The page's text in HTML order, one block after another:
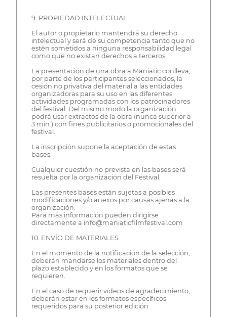
9. PROPIEDAD INTELECTUAL
El autor o propietario mantendrá su derecho
intelectual y será de su competencia tanto que no
estén sometidos a ninguna responsabilidad legal
como que no existan derechos a terceros.
La presentación de una obra a Maniatic conlleva,
por parte de los participantes seleccionados, la
cesión no privativa del material a las entidades
organizadoras para su uso en las diferentes
actividades programadas con los patrocinadores
del festival. Del mismo modo la organización
podrá usar extractos de la obra (nunca superior a
3 min.) con fines publicitarios o promocionales del
festival.
La inscripción supone la aceptación de estas
bases.
Cualquier cuestión no prevista en las bases será
resuelta por la organización del Festival.
Las presentes bases están sujetas a posibles
modificaciones y/o anexos por causas ajenas a la
organización.
Para más información pueden dirigirse
directamente a info@maniaticfilmfestival.com
10. ENVÍO DE MATERIALES
En el momento de la notificación de la selección,
deberán mandarse los materiales dentro del
plazo establecido y en los formatos que se
requieren.
En el caso de requerir vídeos de agradecimiento,
deberán estar en los formatos específicos
requeridos para su posterior edición.